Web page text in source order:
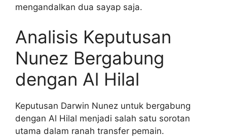
mengandalkan dua sayap saja.
Analisis Keputusan
Nunez Bergabung
dengan Al Hilal
Keputusan Darwin Nunez untuk bergabung
dengan Al Hilal menjadi salah satu sorotan
utama dalam ranah transfer pemain.